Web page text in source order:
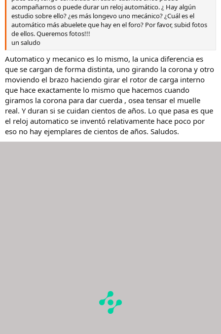
acompañarnos o puede durar un reloj automático. ¿ Hay algún
estudio sobre ello? ¿es más longevo uno mecánico? ¿Cuál es el
automático más abuelete que hay en el foro? Por favor, subid fotos
de ellos. Queremos fotos!!!
un saludo
Automatico y mecanico es lo mismo, la unica diferencia es
que se cargan de forma distinta, uno girando la corona y otro
moviendo el brazo haciendo girar el rotor de carga interno
que hace exactamente lo mismo que hacemos cuando
giramos la corona para dar cuerda , osea tensar el muelle
real. Y duran si se cuidan cientos de años. Lo que pasa es que
el reloj automatico se inventó relativamente hace poco por
eso no hay ejemplares de cientos de años. Saludos.